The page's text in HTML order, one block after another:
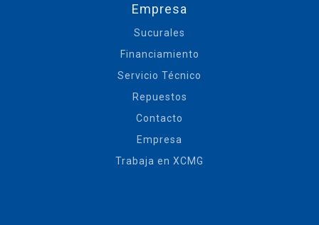
Empresa
Sucurales
Financiamiento
Servicio Técnico
Repuestos
Contacto
Empresa
Trabaja en XCMG